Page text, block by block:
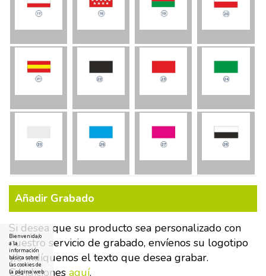
Añadir Grabado
Si desea que su producto sea personalizado con
nuestro servicio de grabado, envíenos su logotipo
y/o indíquenos el texto que desea grabar.
Condiciones aquí.
Bienvenida/o
a la
información
básica sobre
las cookies de
la página web